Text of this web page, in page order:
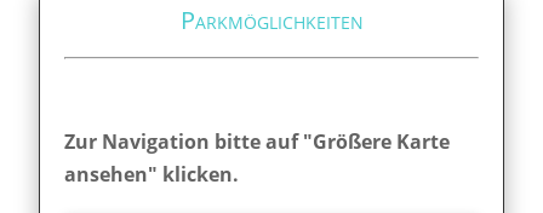
Parkmöglichkeiten
Zur Navigation bitte auf "Größere Karte
ansehen" klicken.